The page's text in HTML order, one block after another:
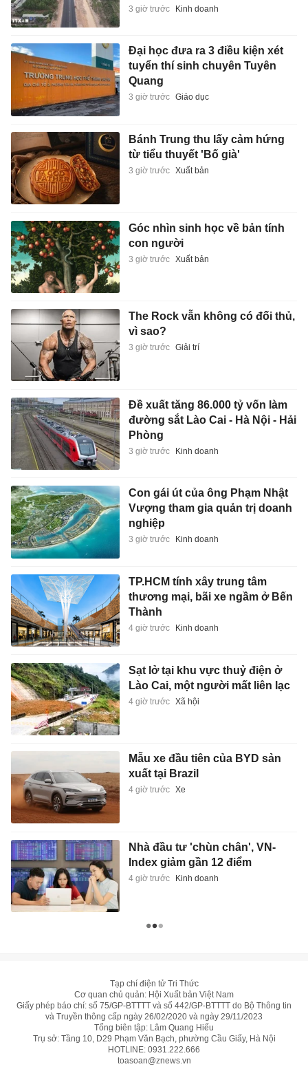
3 giờ trước Kinh doanh
Đại học đưa ra 3 điều kiện xét
tuyển thí sinh chuyên Tuyên
Quang
3 giờ trước Giáo dục
Bánh Trung thu lấy cảm hứng
từ tiểu thuyết 'Bố già'
3 giờ trước Xuất bản
Góc nhìn sinh học về bản tính
con người
3 giờ trước Xuất bản
The Rock vẫn không có đối thủ,
vì sao?
3 giờ trước Giải trí
Đề xuất tăng 86.000 tỷ vốn làm
đường sắt Lào Cai - Hà Nội - Hải
Phòng
3 giờ trước Kinh doanh
Con gái út của ông Phạm Nhật
Vượng tham gia quản trị doanh
nghiệp
3 giờ trước Kinh doanh
TP.HCM tính xây trung tâm
thương mại, bãi xe ngầm ở Bến
Thành
4 giờ trước Kinh doanh
Sạt lở tại khu vực thuỷ điện ở
Lào Cai, một người mất liên lạc
4 giờ trước Xã hội
Mẫu xe đầu tiên của BYD sản
xuất tại Brazil
4 giờ trước Xe
Nhà đầu tư 'chùn chân', VN-
Index giảm gần 12 điểm
4 giờ trước Kinh doanh
Tạp chí điện tử Tri Thức
Cơ quan chủ quản: Hội Xuất bản Việt Nam
Giấy phép báo chí: số 75/GP-BTTTT và số 442/GP-BTTTT do Bộ Thông tin
và Truyền thông cấp ngày 26/02/2020 và ngày 29/11/2023
Tổng biên tập: Lâm Quang Hiếu
Trụ sở: Tầng 10, D29 Phạm Văn Bạch, phường Cầu Giấy, Hà Nội
HOTLINE: 0931.222.666
toasoan@znews.vn